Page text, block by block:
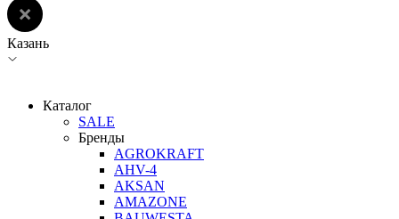
Казань
Каталог
SALE
Бренды
AGROKRAFT
AHV-4
AKSAN
AMAZONE